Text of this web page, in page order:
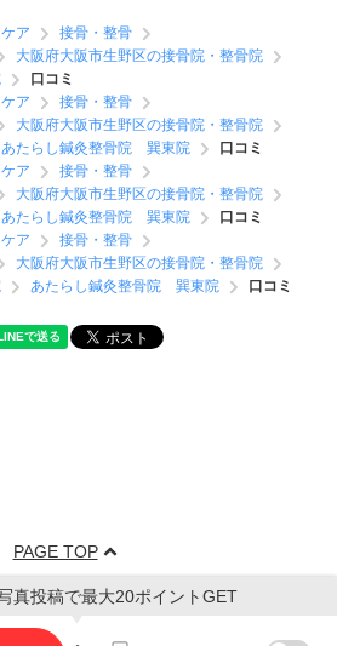
ア
接骨・整骨
大阪府大阪市生野区の接骨院・整骨院
口コミ
ア
接骨・整骨
大阪府大阪市生野区の接骨院・整骨院
あたらし鍼灸整骨院 巽東院
口コミ
ア
接骨・整骨
大阪府大阪市生野区の接骨院・整骨院
あたらし鍼灸整骨院 巽東院
口コミ
ア
接骨・整骨
大阪府大阪市生野区の接骨院・整骨院
あたらし鍼灸整骨院 巽東院 口コミ
PAGE TOP
真投稿で最大20ポイントGET